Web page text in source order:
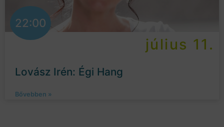
22:00
július 11.
Lovász Irén: Égi Hang
Bővebben »